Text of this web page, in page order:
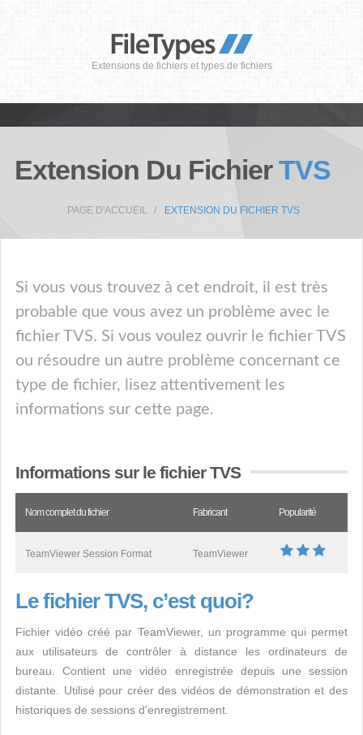
Extensions de fichiers et types de fichiers
Extension Du FichierTVS
PAGE D'ACCUEIL EXTENSION DU FICHIER TVS
Si vous vous trouvez à cet endroit, il est très
probable que vous avez un problème avec le
fichier TVS. Si vous voulez ouvrir le fichier TVS
ou résoudre un autre problème concernant ce
type de fichier, lisez attentivement les
informations sur cette page.
Informations sur le fichier TVS
Nom complet du fichier Fabricant Popularité
TeamViewer Session Format TeamViewer
Le fichier TVS, c’est quoi?
Fichier vidéo créé par TeamViewer, un programme qui permet
aux utilisateurs de contrôler à distance les ordinateurs de
bureau. Contient une vidéo enregistrée depuis une session
distante. Utilisé pour créer des vidéos de démonstration et des
historiques de sessions d'enregistrement.